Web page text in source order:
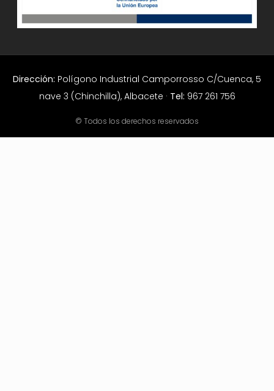
Dirección: Polígono Industrial Camporrosso C/Cuenca, 5
nave 3 (Chinchilla), Albacete · Tel: 967 261 756
© Todos los derechos reservados